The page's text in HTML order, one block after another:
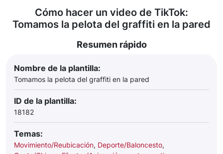
Cómo hacer un video de TikTok:
Tomamos la pelota del graffiti en la pared
Resumen rápido
Nombre de la plantilla:
Tomamos la pelota del graffiti en la pared
ID de la plantilla:
18182
Temas:
Movimiento/Reubicación, Deporte/Baloncesto,